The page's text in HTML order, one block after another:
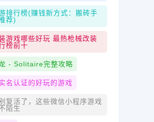
排行榜(赚钱新方式：搬砖手
荐)
游戏哪些好玩 最热枪械改装
榜前十
- Solitaire完整攻略
名认证的好玩的游戏
复活了，这些微信小程序游戏
陌生